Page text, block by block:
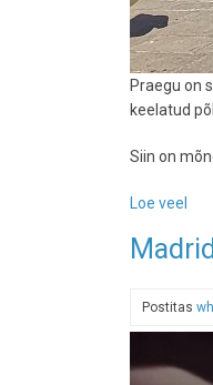
Praegu on
keelatud
Siin on
Loe veel
siin
Postitas